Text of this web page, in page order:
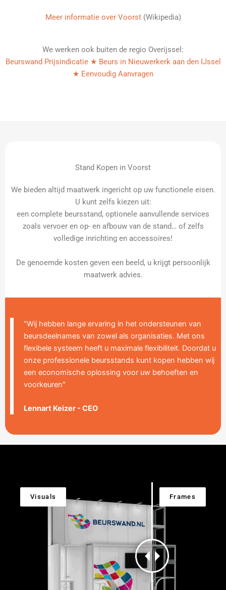
Meer informatie over Voorst(Wikipedia)
We werken ook buiten de regio Overijssel:
Beurswand Prijsindicatie ★ Beurs in Nieuwerkerk aan den IJssel
★ Eenvoudig Aanvragen
Stand Kopen in Voorst
We bieden altijd maatwerk ingericht op uw functionele eisen.
U kunt zelfs kiezen uit:
een complete beursstand, optionele aanvullende services
zoals vervoer en op- en afbouw van de stand… of zelfs
volledige inrichting en accessoires!
De genoemde kosten geven een beeld, u krijgt persoonlijk
maatwerk advies.
"Wij hebben lange ervaring in het ondersteunen van
beursdeelnames van zowel als organisaties. Met ons
flexibele systeem heeft u maximale flexibiliteit. Doordat u
onze professionele beursstands kunt kopen hebben wij
een economische oplossing voor uw behoeften en
voorkeuren"
Lennart Keizer - CEO